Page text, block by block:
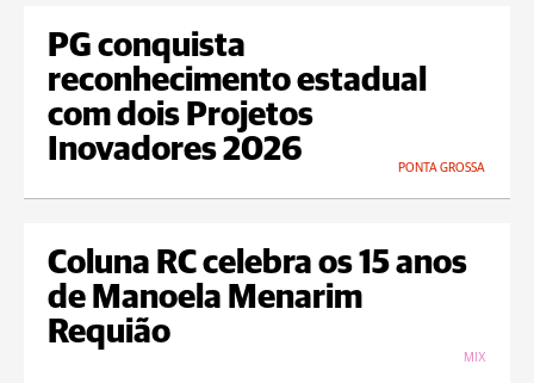
PG conquista
reconhecimento estadual
com dois Projetos
Inovadores 2026
PONTA GROSSA
Coluna RC celebra os 15 anos
de Manoela Menarim
Requião
MIX